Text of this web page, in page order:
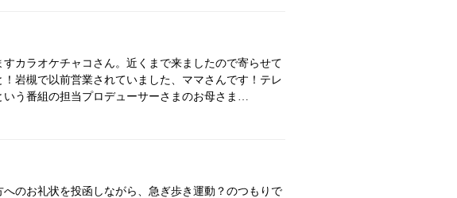
すカラオケチャコさん。近くまで来ましたので寄らせて
！岩槻で以前営業されていました、ママさんです！テレ
いう番組の担当プロデューサーさまのお母さま…
へのお礼状を投函しながら、急ぎ歩き運動？のつもりで